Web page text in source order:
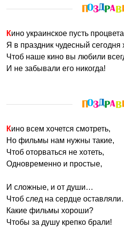
Кино украинское пусть
Я в праздник чудесный сегодня
Чтоб наше кино вы любили
И не забывали его никогда!
Кино всем хочется смотреть,
Но фильмы нам нужны такие,
Чтоб оторваться не хотеть,
Одновременно и простые,
И сложные, и от души…
Чтоб след на сердце
Какие фильмы хороши?
Чтобы за душу крепко брали!